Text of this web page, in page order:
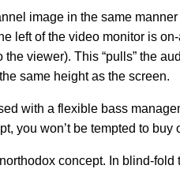
image in the same
left of the video monitor is
viewer). This “pulls” the
same height as the screen.
with a flexible bass
you won’t be tempted to
concept. In blind-